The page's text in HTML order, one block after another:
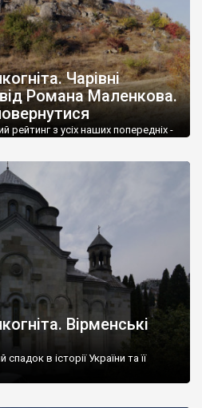
Чарівні
Романа Маленкова.
рейтинг з усіх наших попередніх -
Маленкова.
Вірменські
в історії України та її